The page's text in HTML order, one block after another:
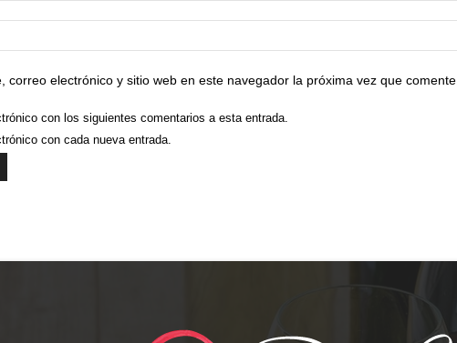
correo electrónico y sitio web en este navegador la próxima vez que comente.
con los siguientes comentarios a esta entrada.
con cada nueva entrada.